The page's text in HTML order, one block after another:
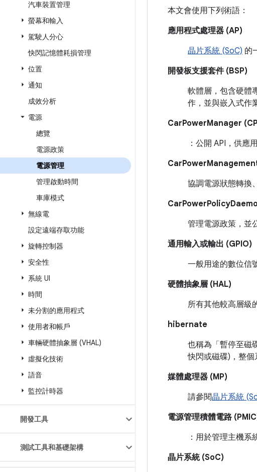
汽車裝置管理
螢幕和輸入
駕駛人分心
快閃記憶體耗損管理
位置
通知
成效分析
電源
總覽
電源政策
電源管理
管理啟動時間
車庫模式
無線電
設定遠端存取功能
旋轉控制器
安全性
系統 UI
時間
未分割的應用程式
使用者和帳戶
車輛硬體抽象層 (VHAL)
虛擬化技術
語音
監控計時器
開發工具
測試工具和基礎架構
本文會使用下列術語：
應用程式處理器 (AP)
晶片系統 (SoC) 的
開發板支援套件 (BSP)
軟體層，包含硬體
作，並與嵌入式作
CarPowerManager
：公開 API，供應
協調電源狀態轉換
管理電源政策，並
通用輸入或輸出 (GPIO)
一般用途的數位信
硬體抽象層 (HAL)
所有其他較高層級
hibernate
也稱為「暫停至磁
快閃或磁碟)，整個
媒體處理器 (MP)
請參閱晶片系統
電源管理積體電路
：用於管理主機系
晶片系統 (SoC)